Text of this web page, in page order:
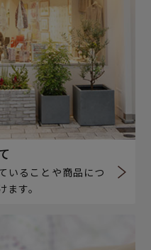
いることや商品につ
す。